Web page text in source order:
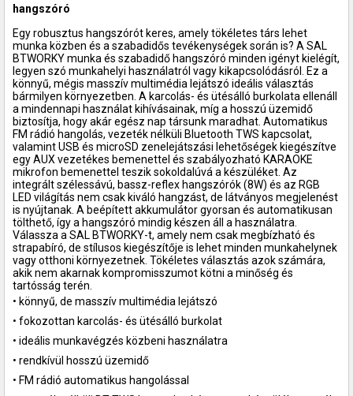
hangszóró
Egy robusztus hangszórót keres, amely tökéletes társ lehet
munka közben és a szabadidős tevékenységek során is? A SAL
BTWORKY munka és szabadidő hangszóró minden igényt kielégít,
legyen szó munkahelyi használatról vagy kikapcsolódásról. Ez a
könnyű, mégis masszív multimédia lejátszó ideális választás
bármilyen környezetben. A karcolás- és ütésálló burkolata ellenáll
a mindennapi használat kihívásainak, míg a hosszú üzemidő
biztosítja, hogy akár egész nap társunk maradhat. Automatikus
FM rádió hangolás, vezeték nélküli Bluetooth TWS kapcsolat,
valamint USB és microSD zenelejátszási lehetőségek kiegészítve
egy AUX vezetékes bemenettel és szabályozható KARAOKE
mikrofon bemenettel teszik sokoldalúvá a készüléket. Az
integrált szélessávú, bassz-reflex hangszórók (8W) és az RGB
LED világítás nem csak kiváló hangzást, de látványos megjelenést
is nyújtanak. A beépített akkumulátor gyorsan és automatikusan
tölthető, így a hangszóró mindig készen áll a használatra.
Válassza a SAL BTWORKY-t, amely nem csak megbízható és
strapabíró, de stílusos kiegészítője is lehet minden munkahelynek
vagy otthoni környezetnek. Tökéletes választás azok számára,
akik nem akarnak kompromisszumot kötni a minőség és
tartósság terén.
• könnyű, de masszív multimédia lejátszó
• fokozottan karcolás- és ütésálló burkolat
• ideális munkavégzés közbeni használatra
• rendkívül hosszú üzemidő
• FM rádió automatikus hangolással